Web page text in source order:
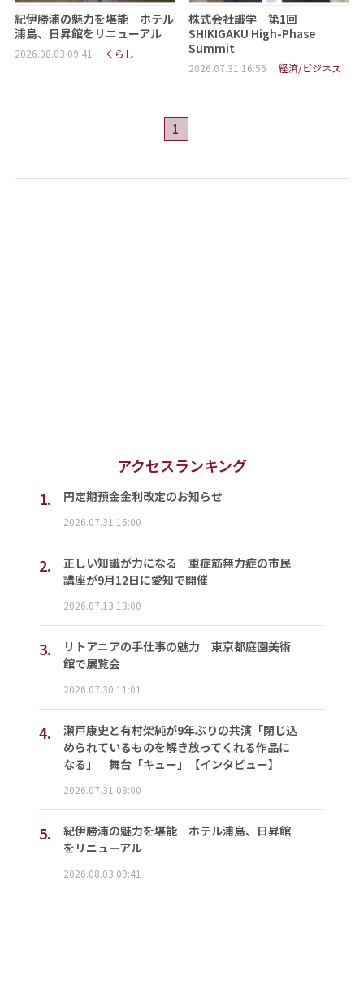
紀伊勝浦の魅力を堪能 ホテル
浦島、日昇館をリニューアル
2026.08.03 09:41 くらし
株式会社識学 第1回
SHIKIGAKU High-Phase
Summit
2026.07.31 16:56 経済/ビジネス
1
アクセスランキング
1.
円定期預金金利改定のお知らせ
2026.07.31 15:00
2.
正しい知識が力になる 重症筋無力症の市民
講座が9月12日に愛知で開催
2026.07.13 13:00
3.
リトアニアの手仕事の魅力 東京都庭園美術
館で展覧会
2026.07.30 11:01
4.
瀬戸康史と有村架純が9年ぶりの共演「閉じ込
められているものを解き放ってくれる作品に
なる」 舞台「キュー」【インタビュー】
2026.07.31 08:00
5.
紀伊勝浦の魅力を堪能 ホテル浦島、日昇館
をリニューアル
2026.08.03 09:41